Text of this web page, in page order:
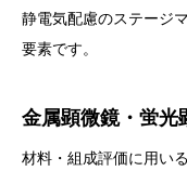
静電気配慮のステージ
要素です。
金属顕微鏡・蛍光
材料・組成評価に用い